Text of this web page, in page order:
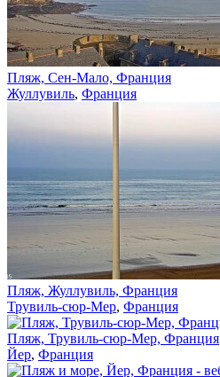
Пляж, Сен-Мало, Франция
Жуллувиль, Франция
Пляж, Жуллувиль, Франция
Трувиль-сюр-Мер, Франция
Пляж, Трувиль-сюр-Мер, Франция
Йер, Франция